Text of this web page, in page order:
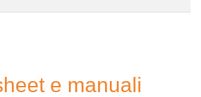
e manuali